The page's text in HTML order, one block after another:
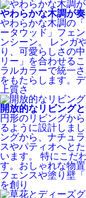
やわらかな木調が
やわらかな木調の
ータウッド」フェ
ンシーン。 レンガ
り、可愛らしさの
リー」を合わせる
ラルカラーで統一
をもたらします。
上質さ
開放的なリビング
円形のリビングか
るように設計しま
ングから、ナチュ
スやパティオへと
います。 特にこだ
す。おしゃれな物
フェンスや塗り壁
を創り